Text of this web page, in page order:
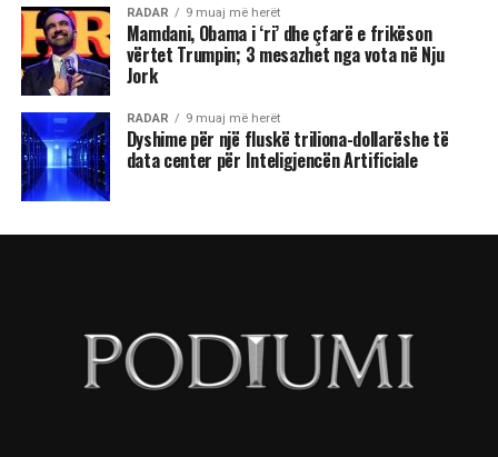
RADAR 9 muaj më herët
Mamdani, Obama i ‘ri’ dhe çfarë e frikëson
vërtet Trumpin; 3 mesazhet nga vota në Nju
Jork
RADAR 9 muaj më herët
Dyshime për një fluskë triliona-dollarëshe të
data center për Inteligjencën Artificiale